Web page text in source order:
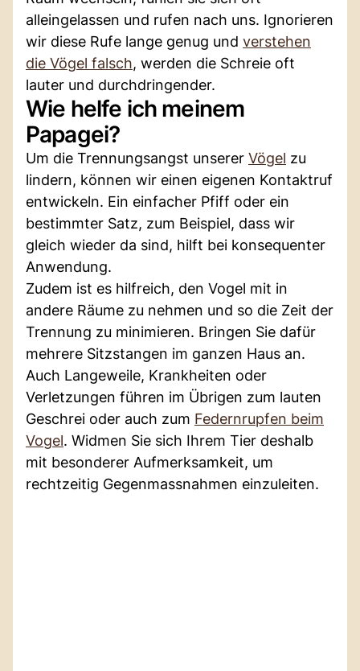
alleingelassen und rufen nach uns. Ignorieren
wir diese Rufe lange genug und verstehen
die Vögel falsch, werden die Schreie oft
lauter und durchdringender.
Wie helfe ich meinem
Papagei?
Um die Trennungsangst unserer Vögel zu
lindern, können wir einen eigenen Kontaktruf
entwickeln. Ein einfacher Pfiff oder ein
bestimmter Satz, zum Beispiel, dass wir
gleich wieder da sind, hilft bei konsequenter
Anwendung.
Zudem ist es hilfreich, den Vogel mit in
andere Räume zu nehmen und so die Zeit der
Trennung zu minimieren. Bringen Sie dafür
mehrere Sitzstangen im ganzen Haus an.
Auch Langeweile, Krankheiten oder
Verletzungen führen im Übrigen zum lauten
Geschrei oder auch zum Federnrupfen beim
Vogel. Widmen Sie sich Ihrem Tier deshalb
mit besonderer Aufmerksamkeit, um
rechtzeitig Gegenmassnahmen einzuleiten.